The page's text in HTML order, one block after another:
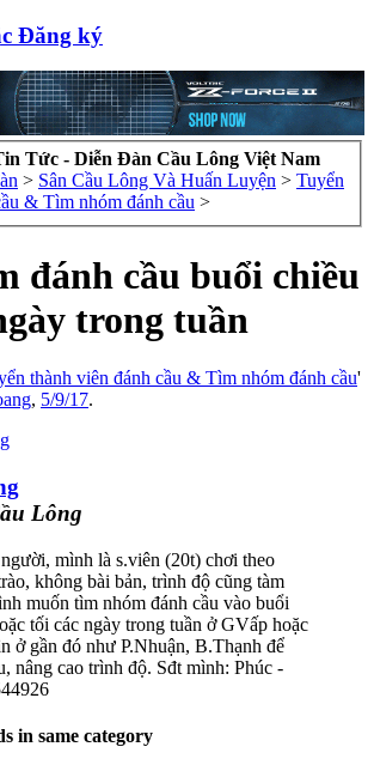
Đăng ký
Tức - Diễn Đàn Cầu Lông Việt Nam
> Sân Cầu Lông Và Huấn Luyện > Tuyển
& Tìm nhóm đánh cầu >
đánh cầu buổi chiều
trong tuần
thành viên đánh cầu & Tìm nhóm đánh cầu'
, 5/9/17.
Lông
mình là s.viên (20t) chơi theo
không bài bản, trình độ cũng tàm
muốn tìm nhóm đánh cầu vào buổi
tối các ngày trong tuần ở GVấp hoặc
ở gần đó như P.Nhuận, B.Thạnh để
nâng cao trình độ. Sđt mình: Phúc -
in same category